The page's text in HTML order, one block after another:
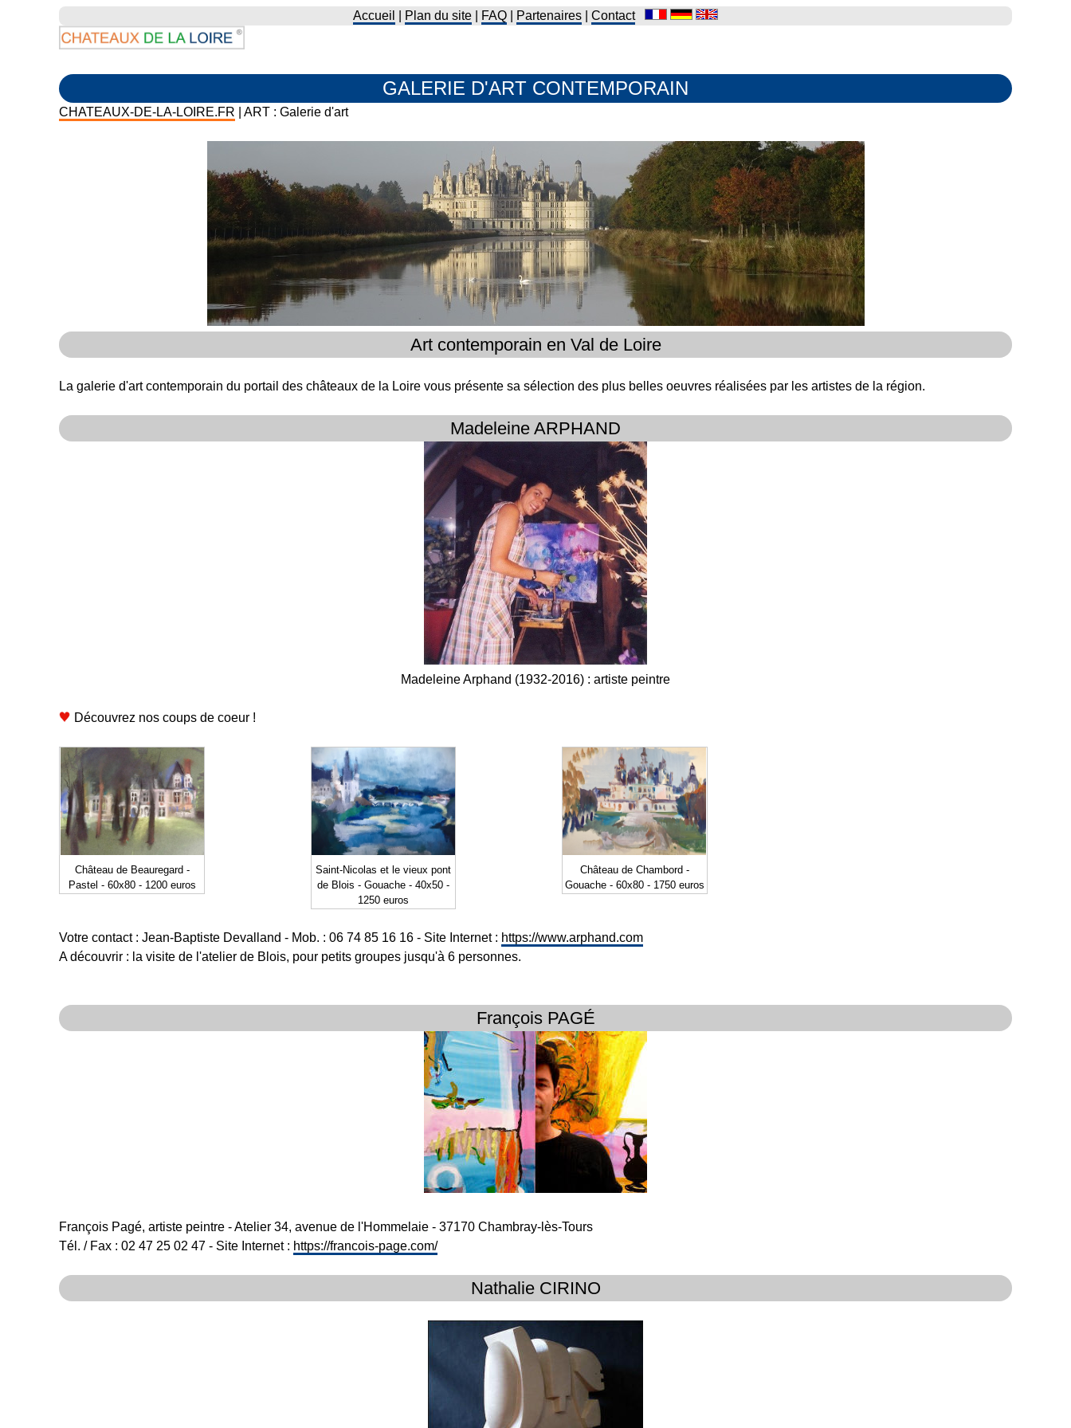
Accueil Plan du site FAQ Partenaires Contact
GALERIE D'ART CONTEMPORAIN
CHATEAUX-DE-LA-LOIRE.FR | ART : Galerie d'art
Art contemporain en Val de Loire
La galerie d'art contemporain du portail des châteaux de la Loire vous présente sa sélection des plus belles oeuvres réalisées par les artistes de la région.
Madeleine ARPHAND
Madeleine Arphand (1932-2016) : artiste peintre
Découvrez nos coups de coeur !
Château de Beauregard -
Pastel - 60x80 - 1200 euros
Saint-Nicolas et le vieux pont
de Blois - Gouache - 40x50 -
1250 euros
Château de Chambord -
Gouache - 60x80 - 1750 euros
Votre contact : Jean-Baptiste Devalland - Mob. : 06 74 85 16 16 - Site Internet : https://www.arphand.com
A découvrir : la visite de l'atelier de Blois, pour petits groupes jusqu'à 6 personnes.
François PAGÉ
François Pagé, artiste peintre - Atelier 34, avenue de l'Hommelaie - 37170 Chambray-lès-Tours
Tél. / Fax : 02 47 25 02 47 - Site Internet : https://francois-page.com/
Nathalie CIRINO